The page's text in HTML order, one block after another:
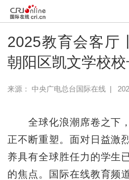
2025教育会客厅
朝阳区凯文学校
来源： 中央广电总台国际在线|
全球化浪潮席卷之下，
正不断重塑。面对日益激
养具有全球胜任力的学生
的焦点。国际在线教育频